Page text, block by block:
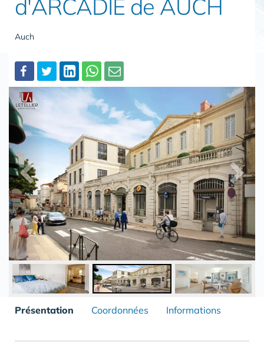
d'ARCADIE de AUCH
Auch
Partager
Présentation Coordonnées Informations